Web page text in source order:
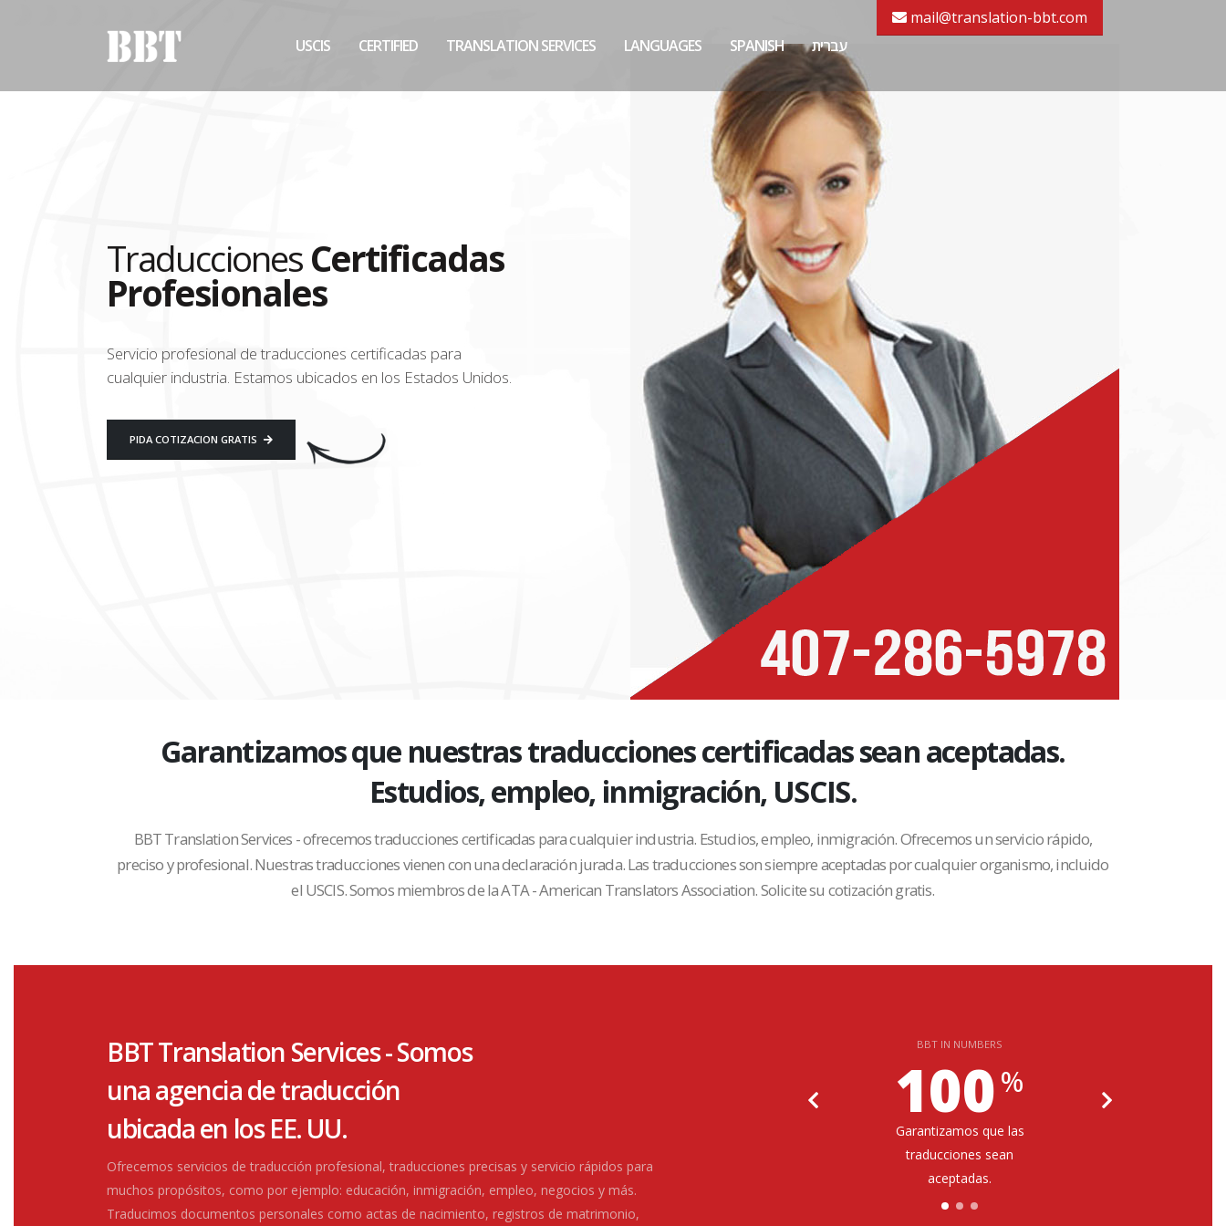
USCIS CERTIFIED TRANSLATION SERVICES LANGUAGES SPANISH עברית
mail@translation-bbt.com
TraduccionesCertificadas
Profesionales
Servicio profesional de traducciones certificadas para
cualquier industria. Estamos ubicados en los Estados Unidos.
PIDA COTIZACION GRATIS
Garantizamos que nuestras traducciones certificadas sean aceptadas.
Estudios, empleo, inmigración, USCIS.
BBT Translation Services - ofrecemos traducciones certificadas para cualquier industria. Estudios, empleo, inmigración. Ofrecemos un servicio rápido,
preciso y profesional. Nuestras traducciones vienen con una declaración jurada. Las traducciones son siempre aceptadas por cualquier organismo, incluido
el USCIS. Somos miembros de la ATA - American Translators Association. Solicite su cotización gratis.
BBT Translation Services - Somos
una agencia de traducción
ubicada en los EE. UU.
Ofrecemos servicios de traducción profesional, traducciones precisas y servicio rápidos para
muchos propósitos, como por ejemplo: educación, inmigración, empleo, negocios y más.
Traducimos documentos personales como actas de nacimiento, registros de matrimonio,
BBT IN NUMBERS
90+
Clientes que nos han dado
100%
Garantizamos que las
traducciones sean
aceptadas.